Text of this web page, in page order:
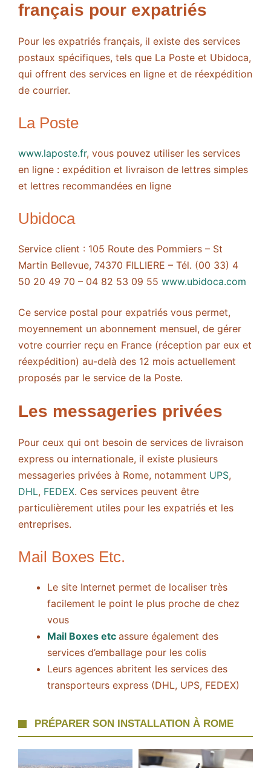
français pour expatriés
Pour les expatriés français, il existe des services
postaux spécifiques, tels que La Poste et Ubidoca,
qui offrent des services en ligne et de réexpédition
de courrier.
La Poste
www.laposte.fr, vous pouvez utiliser les services
en ligne : expédition et livraison de lettres simples
et lettres recommandées en ligne
Ubidoca
Service client : 105 Route des Pommiers – St
Martin Bellevue, 74370 FILLIERE – Tél. (00 33) 4
50 20 49 70 – 04 82 53 09 55 www.ubidoca.com
Ce service postal pour expatriés vous permet,
moyennement un abonnement mensuel, de gérer
votre courrier reçu en France (réception par eux et
réexpédition) au-delà des 12 mois actuellement
proposés par le service de la Poste.
Les messageries privées
Pour ceux qui ont besoin de services de livraison
express ou internationale, il existe plusieurs
messageries privées à Rome, notamment UPS,
DHL, FEDEX. Ces services peuvent être
particulièrement utiles pour les expatriés et les
entreprises.
Mail Boxes Etc.
Le site Internet permet de localiser très
facilement le point le plus proche de chez
vous
Mail Boxes etc assure également des
services d’emballage pour les colis
Leurs agences abritent les services des
transporteurs express (DHL, UPS, FEDEX)
PRÉPARER SON INSTALLATION À ROME